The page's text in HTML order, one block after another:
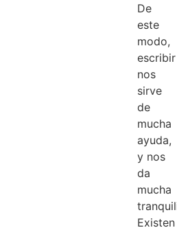
De
este
modo,
escribir
nos
sirve
de
mucha
ayuda,
y nos
da
mucha
Existen